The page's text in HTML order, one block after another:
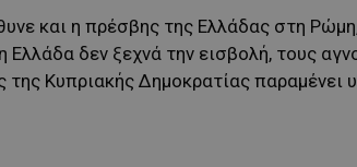
και η πρέσβης της Ελλάδας στη
Ελλάδα δεν ξεχνά την εισβολή, τους
της Κυπριακής Δημοκρατίας παραμένει